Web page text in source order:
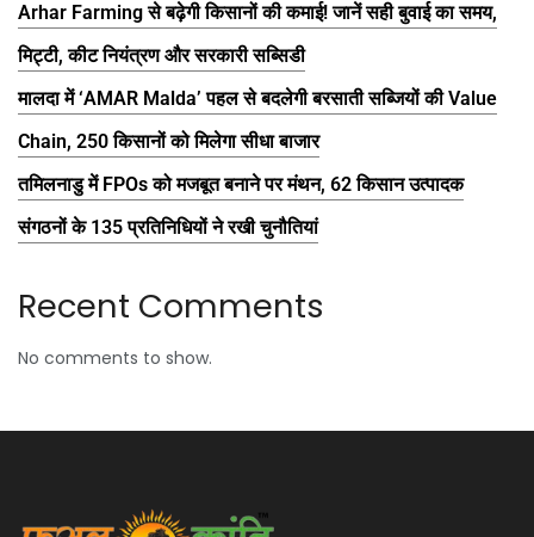
Arhar Farming से बढ़ेगी किसानों की कमाई! जानें सही बुवाई का समय,
मिट्टी, कीट नियंत्रण और सरकारी सब्सिडी
मालदा में ‘AMAR Malda’ पहल से बदलेगी बरसाती सब्जियों की Value
Chain, 250 किसानों को मिलेगा सीधा बाजार
तमिलनाडु में FPOs को मजबूत बनाने पर मंथन, 62 किसान उत्पादक
संगठनों के 135 प्रतिनिधियों ने रखी चुनौतियां
Recent Comments
No comments to show.